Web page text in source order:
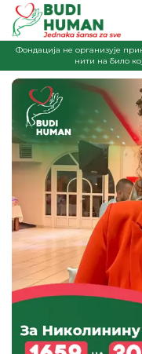
Фондација не организује
нити на било